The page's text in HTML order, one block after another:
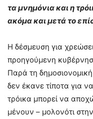
τα μνημόνια και η
ακόμα και μετά το
Η δέσμευση για
προηγούμενη
Παρά τη
δεν έκανε τίποτα για
τρόικα μπορεί να
μένουν – μολονότι